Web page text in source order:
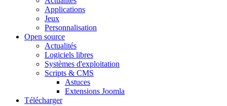
Applications
Jeux
Personnalisation
Open source
Actualités
Logiciels libres
Systèmes d'exploitation
Scripts & CMS
Astuces
Extensions Joomla
Télécharger